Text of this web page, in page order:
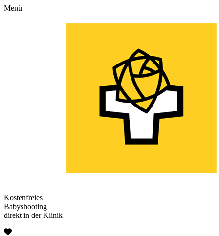
Menü
Kostenfreies
Babyshooting
direkt in der Klinik